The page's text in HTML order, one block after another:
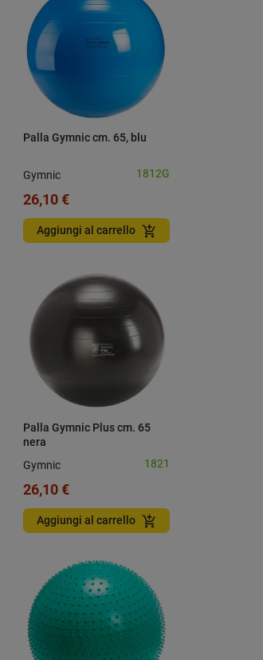
Palla Gymnic cm. 65, blu
Gymnic 1812G
26,10 €
Aggiungi al carrello add_shopping_cart
Palla Gymnic Plus cm. 65
nera
Gymnic 1821
26,10 €
Aggiungi al carrello add_shopping_cart